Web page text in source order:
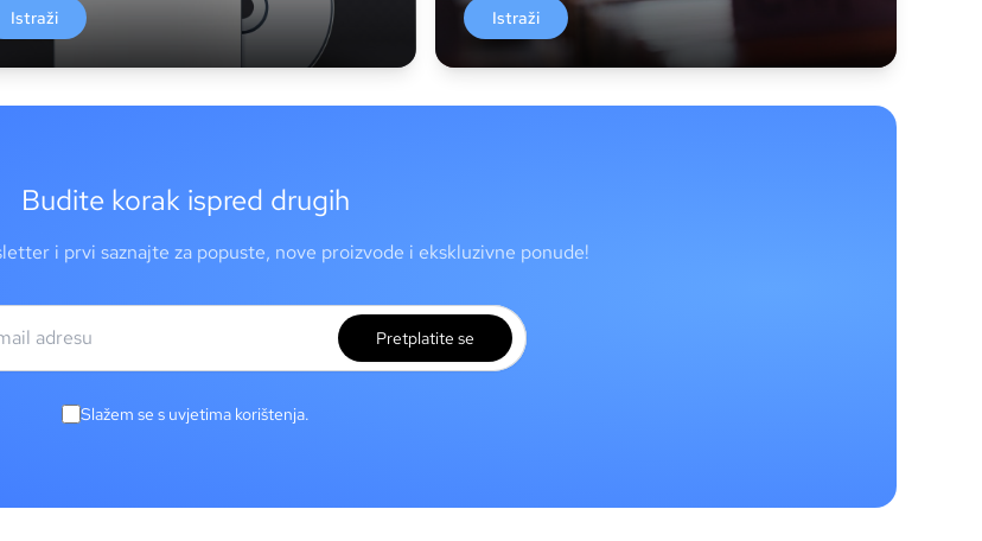
Istraži Istraži
Budite korak ispred drugih
i prvi saznajte za popuste, nove proizvode i ekskluzivne ponude!
Pretplatite se
Slažem se s uvjetima korištenja.